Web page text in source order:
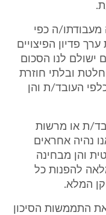
ה כפי
פדיון הפיצויים
ישולם לנו הסכום
ובלתי חוזרת
העובד/ת והן
ת או מרשות
נהיה אחראים
והן מבחינה
להפנות כל
המלא.
התממשות הסיכון